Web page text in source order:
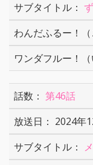
第46話
2024年